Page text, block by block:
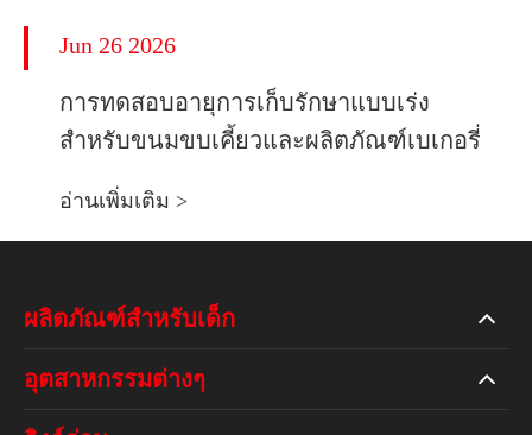
Jun 26 2026
การทดสอบอายุการเก็บรักษาแบบเร่ง
สำหรับขนมขบเคี้ยวและผลิตภัณฑ์เบเกอรี่
อ่านเพิ่มเติม >
ผลิตภัณฑ์สำหรับเด็ก
อุตสาหกรรมต่างๆ